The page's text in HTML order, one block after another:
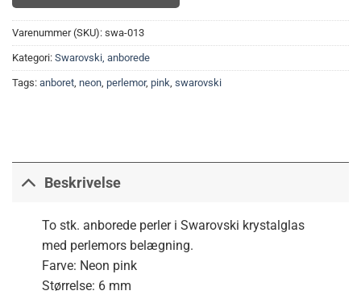
Varenummer (SKU): swa-013
Kategori: Swarovski, anborede
Tags: anboret, neon, perlemor, pink, swarovski
Beskrivelse
To stk. anborede perler i Swarovski krystalglas
med perlemors belægning.
Farve: Neon pink
Størrelse: 6 mm